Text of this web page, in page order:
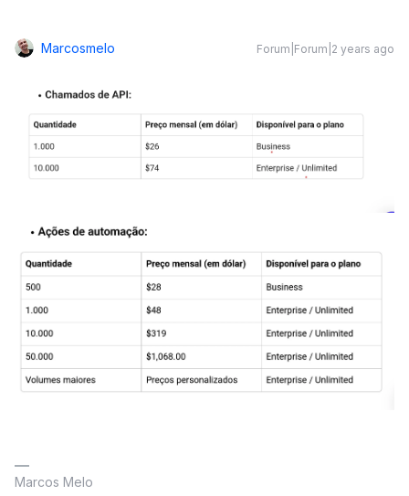
Marcosmelo Forum|Forum|2 years ago
Marcos Melo